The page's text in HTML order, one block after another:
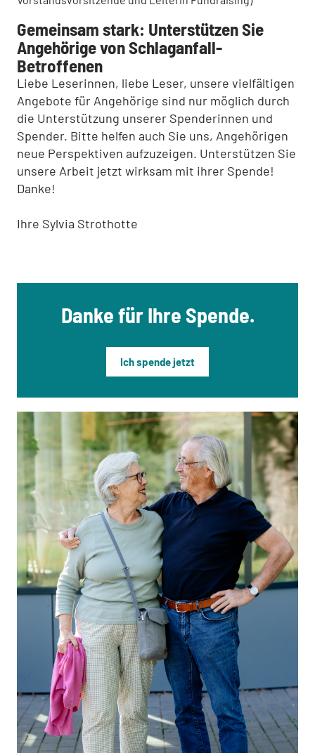
Gemeinsam stark: Unterstützen Sie
Angehörige von Schlaganfall-
Betroffenen
Liebe Leserinnen, liebe Leser, unsere vielfältigen
Angebote für Angehörige sind nur möglich durch
die Unterstützung unserer Spenderinnen und
Spender. Bitte helfen auch Sie uns, Angehörigen
neue Perspektiven aufzuzeigen. Unterstützen Sie
unsere Arbeit jetzt wirksam mit ihrer Spende!
Danke!
Ihre Sylvia Strothotte
Danke für Ihre Spende.
Ich spende jetzt